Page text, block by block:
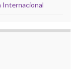
Internacional